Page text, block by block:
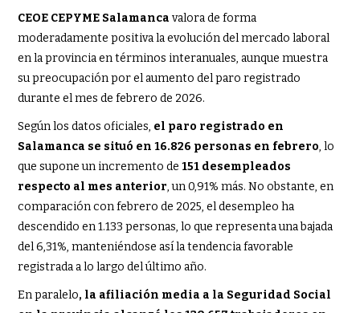
CEOE CEPYME Salamanca valora de forma
moderadamente positiva la evolución del mercado laboral
en la provincia en términos interanuales, aunque muestra
su preocupación por el aumento del paro registrado
durante el mes de febrero de 2026.
Según los datos oficiales, el paro registrado en
Salamanca se situó en 16.826 personas en febrero, lo
que supone un incremento de151 desempleados
respecto al mes anterior, un 0,91% más. No obstante, en
comparación con febrero de 2025, el desempleo ha
descendido en 1.133 personas, lo que representa una bajada
del 6,31%, manteniéndose así la tendencia favorable
registrada a lo largo del último año.
En paralelo, la afiliación media a la Seguridad Social